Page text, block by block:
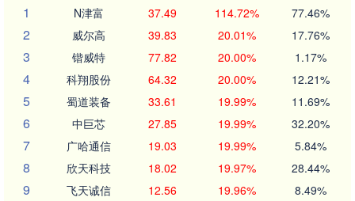
1
N津富 37.49 114.72% 77.46%
2 威尔高 39.83 20.01% 17.76%
3 锴威特 77.82 20.00% 1.17%
4 科翔股份 64.32 20.00% 12.21%
5 蜀道装备 33.61 19.99% 11.69%
6 中巨芯 27.85 19.99% 32.20%
7 广哈通信 19.03 19.99% 5.84%
8 欣天科技 18.02 19.97% 28.44%
9 飞天诚信 12.56 19.96% 8.49%